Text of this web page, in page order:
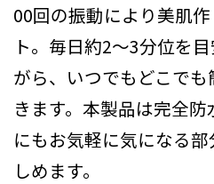
00回の振動により美肌
ト。毎日約2～3分位を
がら、いつでもどこで
きます。本製品は完全
にもお気軽に気になる
しめます。